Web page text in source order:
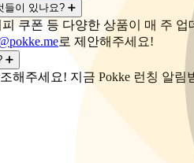
들이 있나요? ➕
쿠폰 등 다양한 상품이 매 주 업
로 제안해주세요!
➕
해주세요! 지금 Pokke 런칭 알림